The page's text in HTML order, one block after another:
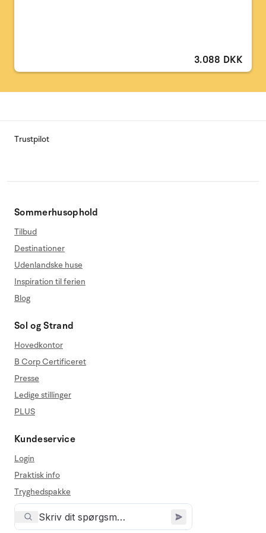
3.088 DKK
Trustpilot
Sommerhusophold
Tilbud
Destinationer
Udenlandske huse
Inspiration til ferien
Blog
Sol og Strand
Hovedkontor
B Corp Certificeret
Presse
Ledige stillinger
PLUS
Kundeservice
Login
Praktisk info
Tryghedspakke